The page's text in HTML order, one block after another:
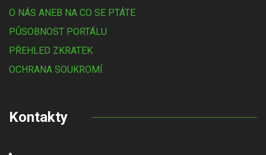
O NÁS ANEB NA CO SE PTÁTE
PŮSOBNOST PORTÁLU
PŘEHLED ZKRATEK
OCHRANA SOUKROMÍ
Kontakty